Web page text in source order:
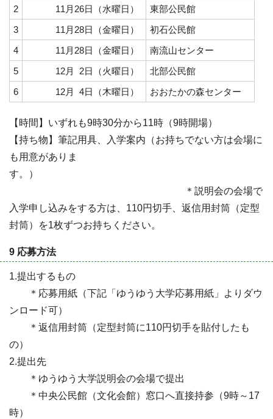
2
11月26日（水曜日）
東部公民館
3
11月28日（金曜日）
初石公民館
4
11月28日（金曜日）
南流山センター
5
12月 2日（火曜日）
北部公民館
6
12月 4日（木曜日） おおたかの森センター
【時間】いずれも9時30分から11時（9時開場）
【持ち物】筆記用具、入学案内（お持ちでない方は会場に
も用意がありま
す。）
＊説明会の会場で
入学申し込みをする方は、110円切手、返信用封筒（定型
封筒）を1枚ずつお持ちください。
9 応募方法
1.提出するもの
＊応募用紙（下記「ゆうゆう大学応募用紙」よりダウ
ンロード可）
＊返信用封筒（定型封筒に110円切手を貼付したも
の）
2.提出先
＊ゆうゆう大学説明会の会場で提出
＊中央公民館（文化会館）窓口へ直接持参（9時～17
時）